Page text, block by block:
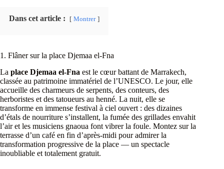
Dans cet article : Montrer
1. Flâner sur la place Djemaa el-Fna
La place Djemaa el-Fna est le cœur battant de Marrakech,
classée au patrimoine immatériel de l’UNESCO. Le jour, elle
accueille des charmeurs de serpents, des conteurs, des
herboristes et des tatoueurs au henné. La nuit, elle se
transforme en immense festival à ciel ouvert : des dizaines
d’étals de nourriture s’installent, la fumée des grillades envahit
l’air et les musiciens gnaoua font vibrer la foule. Montez sur la
terrasse d’un café en fin d’après-midi pour admirer la
transformation progressive de la place — un spectacle
inoubliable et totalement gratuit.